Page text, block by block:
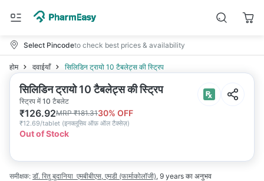
Select Pincodeto check best prices & availability
होम दवाईयाँ सिलिडिन ट्रायो 10 टैबलेट्स की स्ट्रिप
सिलिडिन ट्रायो 10 टैबलेट्स की स्ट्रिप
स्ट्रिप में 10 टैबलेट
₹126.92MRP₹181.3130% OFF
₹12.69/tablet (इनक्लूसिव ऑफ़ ऑल टैक्सेज़)
Out of Stock
समीक्षक: डॉ. रितु बुदानिया एमबीबीएस, एमडी (फार्माकोलॉजी), 9 years का अनुभव